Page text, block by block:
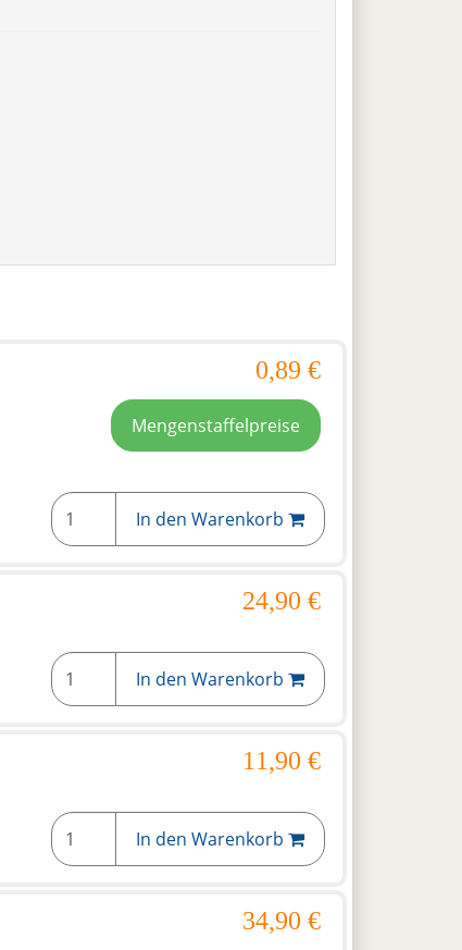
0,89 €
Mengenstaffelpreise
In den Warenkorb
24,90 €
In den Warenkorb
11,90 €
In den Warenkorb
34,90 €